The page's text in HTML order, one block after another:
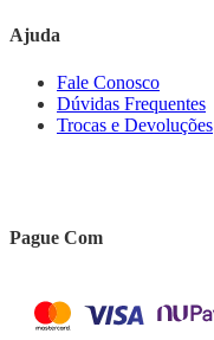
Ajuda
Fale Conosco
Dúvidas Frequentes
Trocas e Devoluções
Pague Com